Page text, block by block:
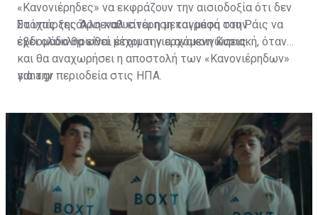
«Κανονιέρηδες» να εκφράζουν την αισιοδοξία ότι δεν
θα υπάρξει άλλη καθυστέρηση και μέσα στην
εβδομάδα θα είναι έτοιμοι για ανακοινώσεις.
Στόχος της Άρσεναλ είναι η μεταγραφή του Ράις να
έχει ολοκληρωθεί μέχρι την ερχόμενη Κυριακή, όταν
και θα αναχωρήσει η αποστολή των «Κανονιέρηδων»
για την περιοδεία στις ΗΠΑ.
sdna.gr